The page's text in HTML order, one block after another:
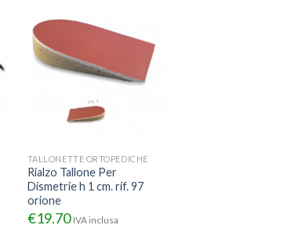
TALLONETTE ORTOPEDICHE
Rialzo Tallone Per
Dismetrie h 1 cm. rif. 97
orione
€19.70 IVA inclusa